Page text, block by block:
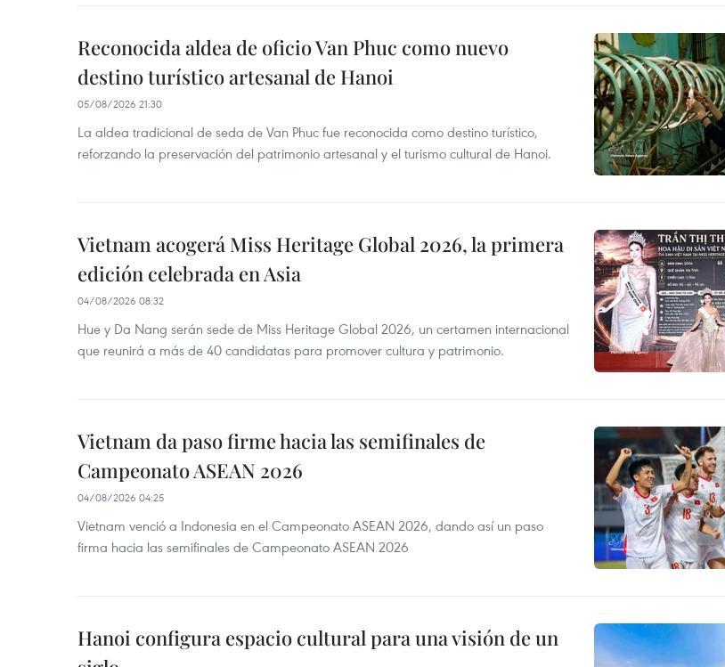
Reconocida aldea de oficio Van Phuc como nuevo
destino turístico artesanal de Hanoi
05/08/2026 21:30
La aldea tradicional de seda de Van Phuc fue reconocida como destino turístico,
reforzando la preservación del patrimonio artesanal y el turismo cultural de Hanoi.
Vietnam acogerá Miss Heritage Global 2026, la primera
edición celebrada en Asia
04/08/2026 08:32
Hue y Da Nang serán sede de Miss Heritage Global 2026, un certamen internacional
que reunirá a más de 40 candidatas para promover cultura y patrimonio.
Vietnam da paso firme hacia las semifinales de
Campeonato ASEAN 2026
04/08/2026 04:25
Vietnam venció a Indonesia en el Campeonato ASEAN 2026, dando así un paso
firma hacia las semifinales de Campeonato ASEAN 2026
Hanoi configura espacio cultural para una visión de un